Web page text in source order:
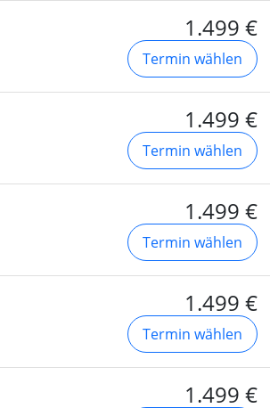
1.499 €
Termin wählen
1.499 €
Termin wählen
1.499 €
Termin wählen
1.499 €
Termin wählen
1.499 €